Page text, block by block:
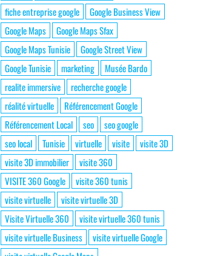
fiche entreprise google
Google Business View
Google Maps
Google Maps Sfax
Google Maps Tunisie
Google Street View
Google Tunisie
marketing
Musée Bardo
realite immersive
recherche google
réalité virtuelle
Référencement Google
Référencement Local
seo
seo google
seo local
Tunisie virtuelle visite
visite 3D
visite 3D immobilier
visite 360
VISITE 360 Google
visite 360 tunis
visite virtuelle
visite virtuelle 3D
Visite Virtuelle 360
visite virtuelle 360 tunis
visite virtuelle Business
visite virtuelle Google